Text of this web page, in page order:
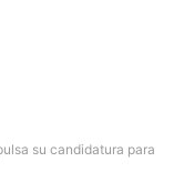
su candidatura para